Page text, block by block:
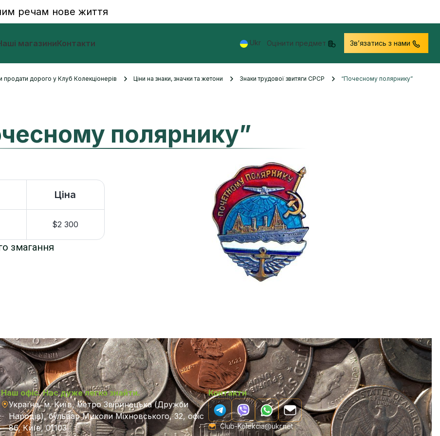
речам нове життя
магазиниКонтакти Ukr Оцінити предмет Звʼязатись з нами
продати дорого у Клуб Колекціонерів Ціни на знаки, значки та жетони Знаки трудової звитяги СРСР “Почесному полярнику”
полярнику”
Ціна
$2 300
змагання
Наш офіс. Нас дуже легко знайти.
Україна, м. Київ, метро Звіринецька (Дружби
Народів), бульвар Миколи Міхновського, 32, офіс
86, Київ, 01103
Контакти
Club-Kolekcia@ukr.net